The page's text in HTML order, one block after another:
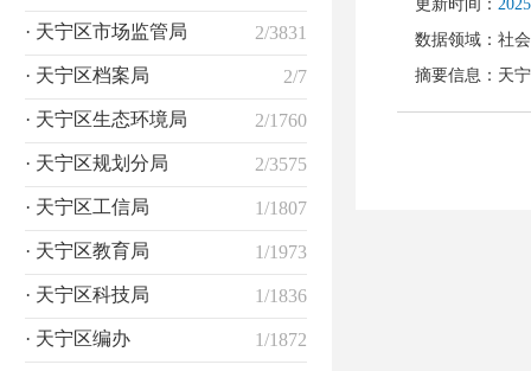
· 天宁区市场监管局 2/3831
· 天宁区档案局 2/7
· 天宁区生态环境局 2/1760
· 天宁区规划分局 2/3575
· 天宁区工信局 1/1807
· 天宁区教育局 1/1973
· 天宁区科技局 1/1836
· 天宁区编办 1/1872